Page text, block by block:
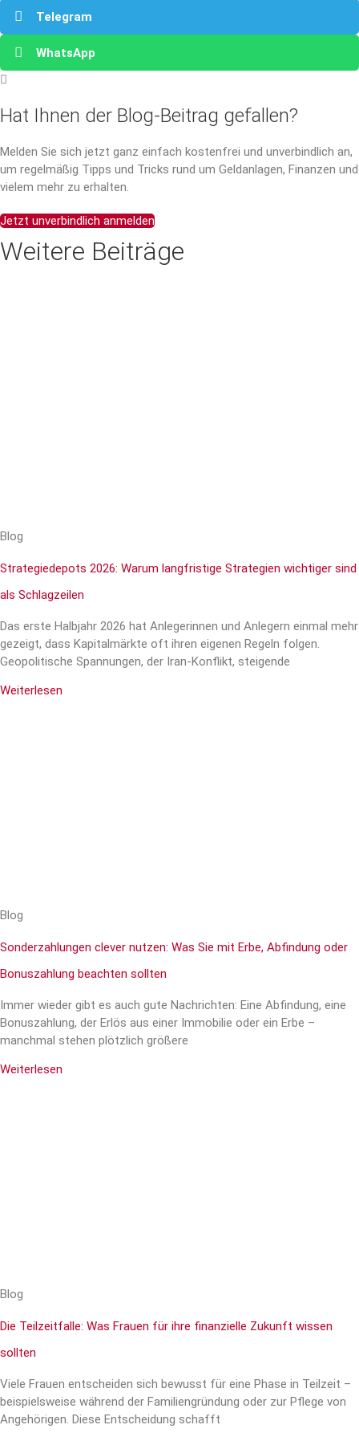
Telegram
WhatsApp
Hat Ihnen der Blog-Beitrag gefallen?
Melden Sie sich jetzt ganz einfach kostenfrei und unverbindlich an,
um regelmäßig Tipps und Tricks rund um Geldanlagen, Finanzen und
vielem mehr zu erhalten.
Jetzt unverbindlich anmelden
Weitere Beiträge
Blog
Strategiedepots 2026: Warum langfristige Strategien wichtiger sind
als Schlagzeilen
Das erste Halbjahr 2026 hat Anlegerinnen und Anlegern einmal mehr
gezeigt, dass Kapitalmärkte oft ihren eigenen Regeln folgen.
Geopolitische Spannungen, der Iran-Konflikt, steigende
Weiterlesen
Blog
Sonderzahlungen clever nutzen: Was Sie mit Erbe, Abfindung oder
Bonuszahlung beachten sollten
Immer wieder gibt es auch gute Nachrichten: Eine Abfindung, eine
Bonuszahlung, der Erlös aus einer Immobilie oder ein Erbe –
manchmal stehen plötzlich größere
Weiterlesen
Blog
Die Teilzeitfalle: Was Frauen für ihre finanzielle Zukunft wissen
sollten
Viele Frauen entscheiden sich bewusst für eine Phase in Teilzeit –
beispielsweise während der Familiengründung oder zur Pflege von
Angehörigen. Diese Entscheidung schafft